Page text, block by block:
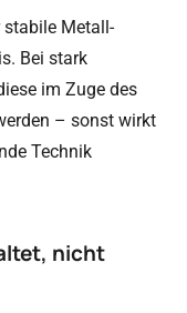
stabile Metall-
Bei stark
im Zuge des
– sonst wirkt
Technik
nicht